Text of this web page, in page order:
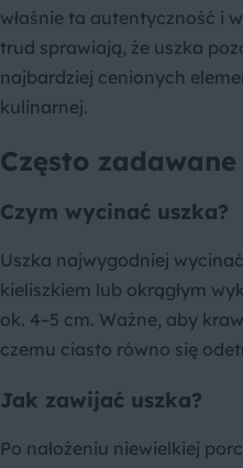
właśnie ta autentyczność i
trud sprawiają, że uszka
najbardziej cenionych
kulinarnej.
Często
Czym wycinać uszka?
Uszka najwygodniej
kieliszkiem lub okrągłym
ok. 4–5 cm. Ważne, aby
czemu ciasto równo się
Jak zawijać uszka?
Po nałożeniu niewielkiej